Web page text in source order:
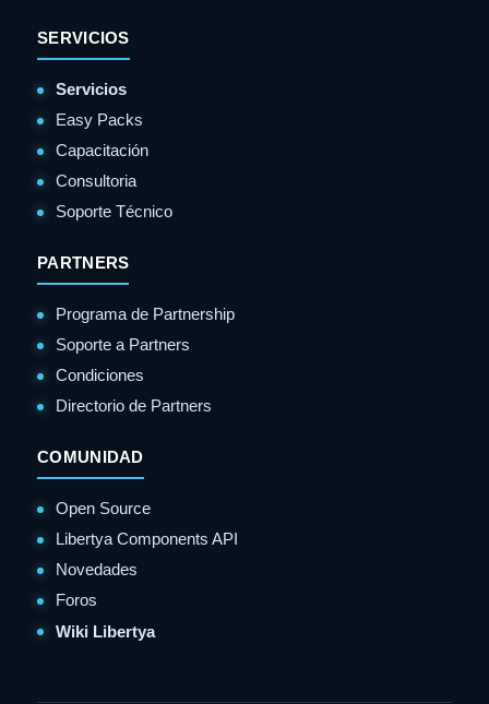
SERVICIOS
Servicios
Easy Packs
Capacitación
Consultoria
Soporte Técnico
PARTNERS
Programa de Partnership
Soporte a Partners
Condiciones
Directorio de Partners
COMUNIDAD
Open Source
Libertya Components API
Novedades
Foros
Wiki Libertya